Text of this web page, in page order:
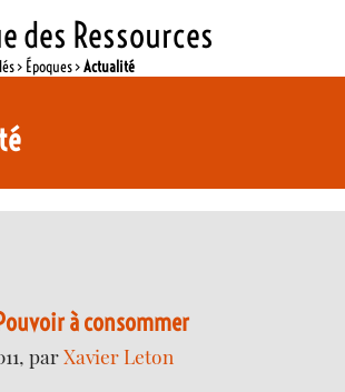
des Ressources
> Époques >Actualité
à consommer
parXavier Leton